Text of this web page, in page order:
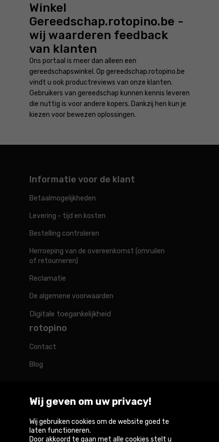
Winkel
Gereedschap.rotopino.be -
wij waarderen feedback
van klanten
Ons portaal is meer dan alleen een
gereedschapswinkel. Op gereedschap.rotopino.be
vindt u ook productreviews van onze klanten.
Gebruikers van gereedschap kunnen kennis leveren
die nuttig is voor andere kopers. Dankzij hen kun je
kiezen voor bewezen oplossingen.
Informatie voor de klant
Betaalmogelijkheden
Levering - tijd en kosten
Bestelling controleren
Herroeping van de overeenkomst (omruilen
of retourneren)
Reclamatie
De algemene voorwaarden
Digitale toegankelijkheid
rotopino
Contact
Blog
Rotopino in de wereld
Wij geven om uw privacy!
Wij gebruiken cookies om de website goed te
laten functioneren.
Door akkoord te gaan met alle cookies stelt u